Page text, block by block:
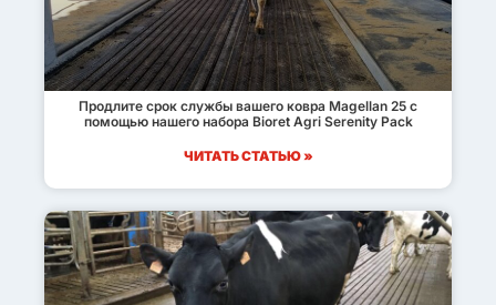
Продлите срок службы вашего ковра Magellan 25 с
помощью нашего набора Bioret Agri Serenity Pack
ЧИТАТЬ СТАТЬЮ »